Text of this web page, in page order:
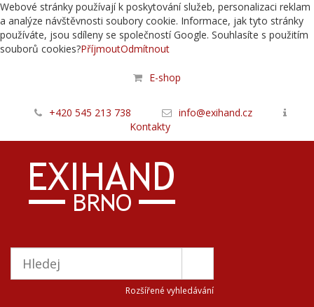
Webové stránky používají k poskytování služeb, personalizaci reklam
a analýze návštěvnosti soubory cookie. Informace, jak tyto stránky
používáte, jsou sdíleny se společností Google. Souhlasíte s použitím
souborů cookies?PříjmoutOdmítnout
E-shop
+420 545 213 738
info@exihand.cz
Kontakty
Rozšířené vyhledávání